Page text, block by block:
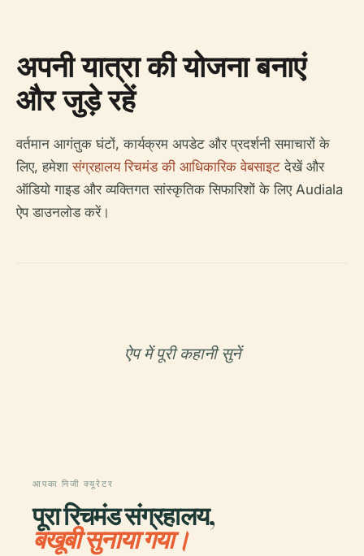
अपनी यात्रा की योजना बनाएं
और जुड़े रहें
वर्तमान आगंतुक घंटों, कार्यक्रम अपडेट और प्रदर्शनी समाचारों के
लिए, हमेशासंग्रहालय रिचमंड की आधिकारिक वेबसाइट देखें और
ऑडियो गाइड और व्यक्तिगत सांस्कृतिक सिफारिशों के लिए Audiala
ऐप डाउनलोड करें।
ऐप में पूरी कहानी सुनें
आपका निजी क्यूरेटर
पूरा रिचमंड संग्रहालय,
बखूबी सुनाया गया।